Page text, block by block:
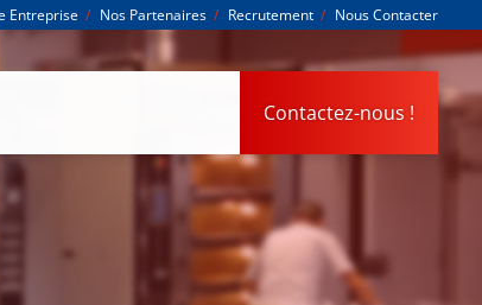
Entreprise Nos Partenaires Recrutement Nous Contacter
Contactez-nous !